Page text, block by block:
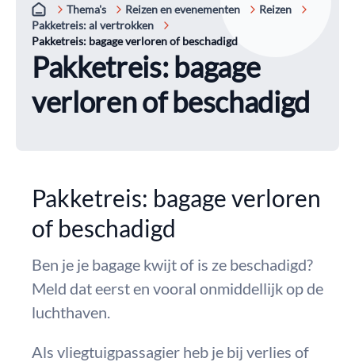
Thema's Reizen en evenementen
Reizen
Pakketreis: al vertrokken
Pakketreis: bagage verloren of beschadigd
Pakketreis: bagage
verloren of beschadigd
Pakketreis: bagage verloren
of beschadigd
Ben je je bagage kwijt of is ze beschadigd?
Meld dat eerst en vooral onmiddellijk op de
luchthaven.
Als vliegtuigpassagier heb je bij verlies of